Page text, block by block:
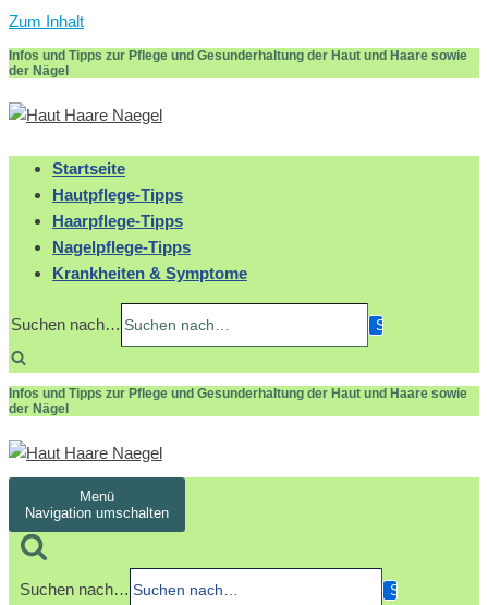
Zum Inhalt
Infos und Tipps zur Pflege und Gesunderhaltung der Haut und Haare sowie
der Nägel
Startseite
Hautpflege-Tipps
Haarpflege-Tipps
Nagelpflege-Tipps
Krankheiten & Symptome
Suchen nach…
Infos und Tipps zur Pflege und Gesunderhaltung der Haut und Haare sowie
der Nägel
Menü
Navigation umschalten
Suchen nach…